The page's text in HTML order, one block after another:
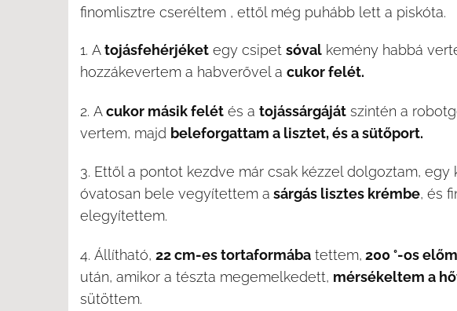
finomlisztre cseréltem , ettől még puhább lett a piskóta.
Atojásfehérjéket egy csipet sóval kemény habbá
hozzákevertem a habverővel a cukor felét.
Acukor másik felét és a tojássárgáját szintén a
vertem, majd beleforgattam a lisztet, és a sütőport.
Ettől a pontot kezdve már csak kézzel dolgoztam, egy
óvatosan bele vegyítettem a sárgás lisztes krémbe, és
elegyítettem.
Állítható, 22 cm-es tortaformába tettem, 200 °-os
után, amikor a tészta megemelkedett, mérsékeltem a
sütöttem.